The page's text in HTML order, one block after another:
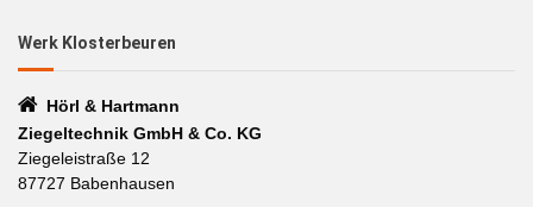
Werk Klosterbeuren
Hörl & Hartmann
Ziegeltechnik GmbH & Co. KG
Ziegeleistraße 12
87727 Babenhausen